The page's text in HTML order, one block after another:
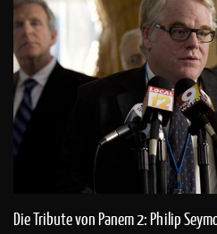
Die Tribute von Panem 2: Philip